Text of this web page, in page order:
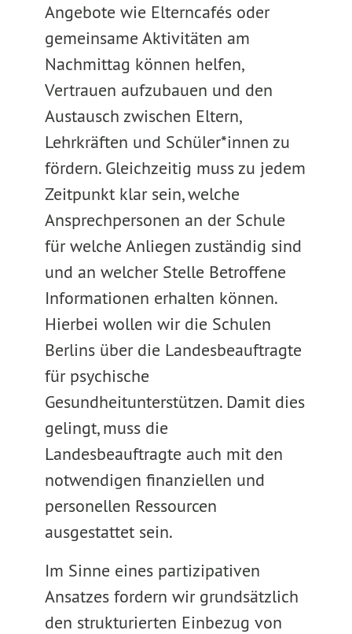
Angebote wie Elterncafés oder
gemeinsame Aktivitäten am
Nachmittag können helfen,
Vertrauen aufzubauen und den
Austausch zwischen Eltern,
Lehrkräften und Schüler*innen zu
fördern. Gleichzeitig muss zu jedem
Zeitpunkt klar sein, welche
Ansprechpersonen an der Schule
für welche Anliegen zuständig sind
und an welcher Stelle Betroffene
Informationen erhalten können.
Hierbei wollen wir die Schulen
Berlins über die Landesbeauftragte
für psychische
Gesundheitunterstützen. Damit dies
gelingt, muss die
Landesbeauftragte auch mit den
notwendigen finanziellen und
personellen Ressourcen
ausgestattet sein.
Im Sinne eines partizipativen
Ansatzes fordern wir grundsätzlich
den strukturierten Einbezug von